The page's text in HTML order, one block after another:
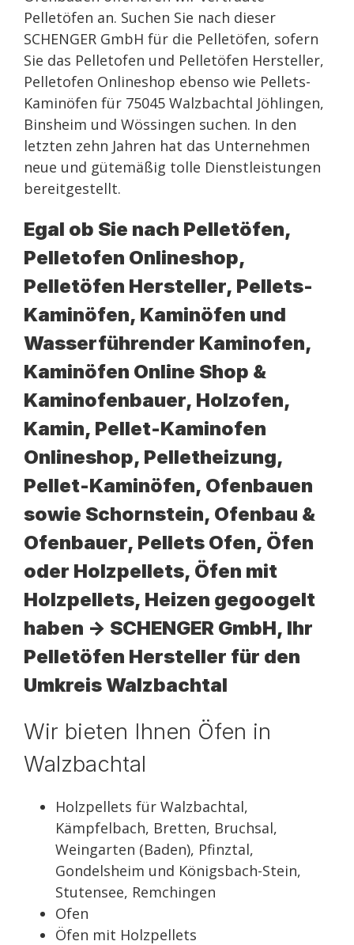
Pelletöfen an. Suchen Sie nach dieser
SCHENGER GmbH für die Pelletöfen, sofern
Sie das Pelletofen und Pelletöfen Hersteller,
Pelletofen Onlineshop ebenso wie Pellets-
Kaminöfen für 75045 Walzbachtal Jöhlingen,
Binsheim und Wössingen suchen. In den
letzten zehn Jahren hat das Unternehmen
neue und gütemäßig tolle Dienstleistungen
bereitgestellt.
Egal ob Sie nach Pelletöfen,
Pelletofen Onlineshop,
Pelletöfen Hersteller, Pellets-
Kaminöfen, Kaminöfen und
Wasserführender Kaminofen,
Kaminöfen Online Shop &
Kaminofenbauer, Holzofen,
Kamin, Pellet-Kaminofen
Onlineshop, Pelletheizung,
Pellet-Kaminöfen, Ofenbauen
sowie Schornstein, Ofenbau &
Ofenbauer, Pellets Ofen, Öfen
oder Holzpellets, Öfen mit
Holzpellets, Heizen gegoogelt
haben -> SCHENGER GmbH, Ihr
Pelletöfen Hersteller für den
Umkreis Walzbachtal
Wir bieten Ihnen Öfen in
Walzbachtal
Holzpellets für Walzbachtal,
Kämpfelbach, Bretten, Bruchsal,
Weingarten (Baden), Pfinztal,
Gondelsheim und Königsbach-Stein,
Stutensee, Remchingen
Ofen
Öfen mit Holzpellets